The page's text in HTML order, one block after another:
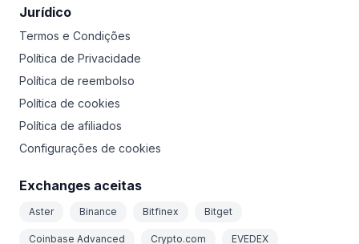
Jurídico
Termos e Condições
Política de Privacidade
Política de reembolso
Política de cookies
Política de afiliados
Configurações de cookies
Exchanges aceitas
Aster Binance Bitfinex Bitget
Coinbase Advanced Crypto.com EVEDEX